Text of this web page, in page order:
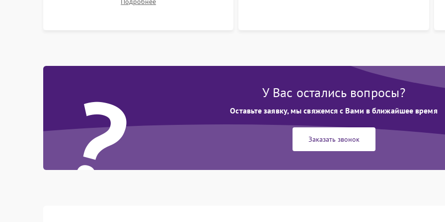
? У Вас остались вопросы?
Оставьте заявку, мы свяжемся с Вами в ближайшее время
Заказать звонок